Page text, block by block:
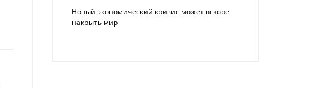
Новый экономический кризис может вскоре
накрыть мир